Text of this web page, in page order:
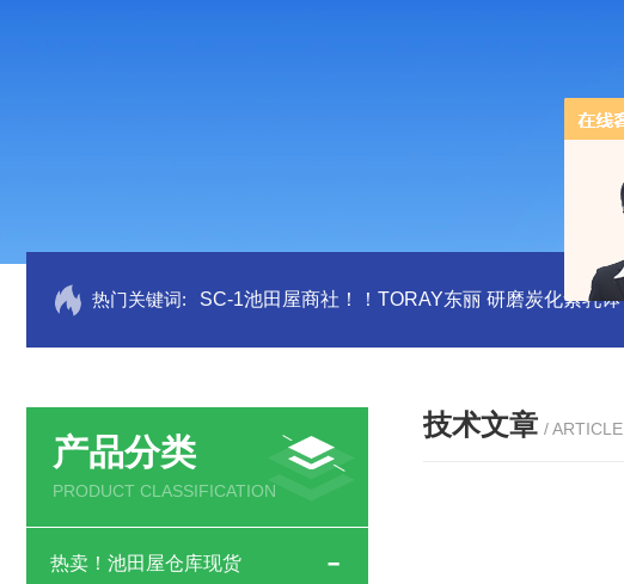
热门关键词: SC-1池田屋商社！！TORAY东丽 研磨炭化素乳钵
产品分类
PRODUCT CLASSIFICATION
热卖！池田屋仓库现货
技术文章 / ARTICLE